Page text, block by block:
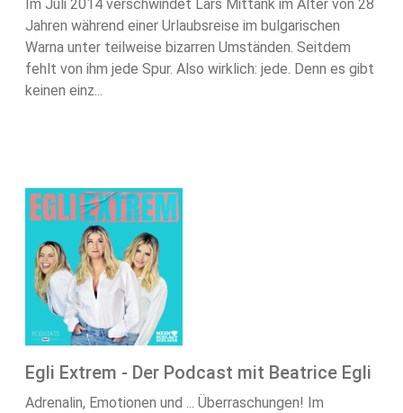
Im Juli 2014 verschwindet Lars Mittank im Alter von 28
Jahren während einer Urlaubsreise im bulgarischen
Warna unter teilweise bizarren Umständen. Seitdem
fehlt von ihm jede Spur. Also wirklich: jede. Denn es gibt
keinen einz...
Egli Extrem - Der Podcast mit Beatrice Egli
Adrenalin, Emotionen und ... Überraschungen! Im